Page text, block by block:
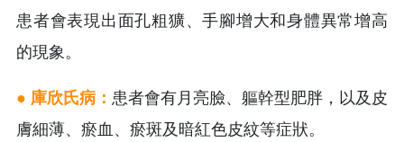
患者會表現出面孔粗獷、手腳增大和身體異常增高
的現象。
● 庫欣氏病： 患者會有月亮臉、軀幹型肥胖，以及皮
膚細薄、瘀血、瘀斑及暗紅色皮紋等症狀。